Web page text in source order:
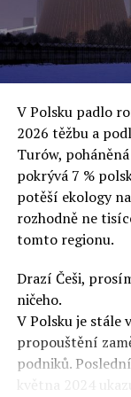
oslovuje své
uvěří a nebudou
Ziemkiewicz,
dodal: „Když se
podařilo prodat
000 euro, bylo to
velký úspěch. Za
milionu euro,
komentováno
kontrolorů
praní peněz či
Tuskova čísla
Ziemkiewicz.
Tusk tvrdil, že za
prodalo 600 000
vytvořena
ale pouze na to,
prostřednictvím
V Polsku padlo
2026 těžbu a
Turów,
pokrývá 7 %
potěší ekology
rozhodně ne
tomto regionu.
Drazí Češi,
ničeho.
V Polsku je stále
propouštění
podniků.
května 2024